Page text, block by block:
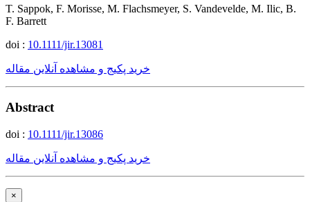
T. Sappok, F. Morisse, M. Flachsmeyer, S. Vandevelde, M. Ilic, B.
F. Barrett
doi : 10.1111/jir.13081
خرید پکیج و مشاهده آنلاین مقاله
Abstract
doi : 10.1111/jir.13086
خرید پکیج و مشاهده آنلاین مقاله
×